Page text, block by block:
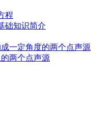
程
础知识简介
一定角度的两个点声源
两个点声源